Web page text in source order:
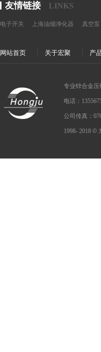
友情链接 LINKS
电子开关 上海油烟净化器 真空泵
网站首页 关于宏聚 产
专业锌合金
电话：
公司传真：
1998- 2018 ©